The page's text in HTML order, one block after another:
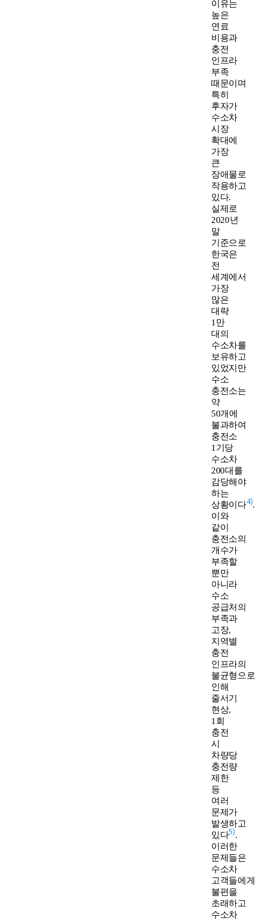
이유는
높은
연료
비용과
충전
인프라
부족
때문이며
특히
후자가
수소차
시장
확대에
가장
큰
장애물로
작용하고
있다.
실제로
2020년
말
기준으로
한국은
전
세계에서
가장
많은
대략
1만
대의
수소차를
보유하고
있었지만
수소
충전소는
약
50개에
불과하여
충전소
1기당
수소차
200대를
감당해야
하는
상황이다4).
이와
같이
충전소의
개수가
부족할
뿐만
아니라
수소
공급처의
부족과
고장,
지역별
충전
인프라의
불균형으로
인해
줄서기
현상,
1회
충전
시
차량당
충전량
제한
등
여러
문제가
발생하고
있다5).
이러한
문제들은
수소차
고객들에게
불편을
초래하고
수소차